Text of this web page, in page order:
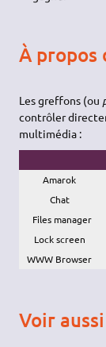
À propos
Les greffons (ou
contrôler
multimédia :
Amarok
Chat
Files manager
Lock screen
WWW Browser
Voir aussi